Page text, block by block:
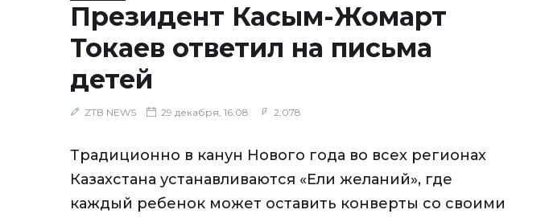
Президент Касым-Жомарт
Токаев ответил на письма
детей
ZTB NEWS 29 декабря, 16:08 2,078
Традиционно в канун Нового года во всех регионах
Казахстана устанавливаются «Ели желаний», где
каждый ребенок может оставить конверты со своими